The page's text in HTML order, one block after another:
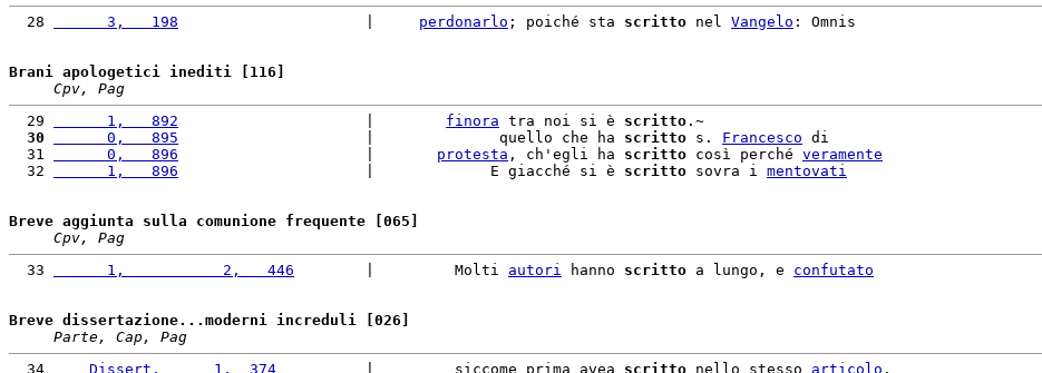
  28
      3,   198
perdonarlo ; poiché sta scritto nel Vangelo : Omnis
Brani apologetici inediti [116]
Cpv, Pag
  29
      1,   892
finora tra noi si è scritto
  30
      0,   895
                     |              quello che ha
scritto s. Francesco di
  31
      0,   896
protesta , ch'egli ha scritto così perché veramente
  32
      1,   896
                     |             E giacché si è
scritto sovra i mentovati
Breve aggiunta sulla comunione frequente [065]
Cpv, Pag
  33
      1,           2,   446
        |         Molti
autori hanno scritto a lungo, e confutato
Breve dissertazione...moderni increduli [026]
Parte, Cap, Pag
  34
    Dissert,      1,  374
          |         siccome prima avea
scritto nello stesso articolo .